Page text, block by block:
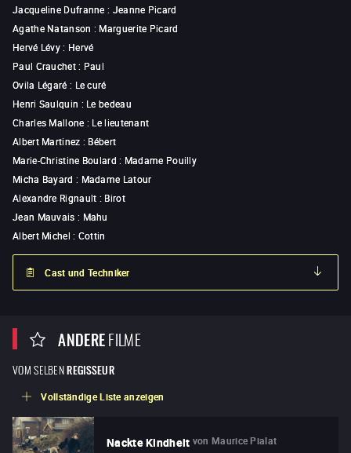
Jacqueline Dufranne : Jeanne Picard
Agathe Natanson : Marguerite Picard
Hervé Lévy: Hervé
Paul Crauchet: Paul
Ovila Légaré : Le curé
Henri Saulquin : Le bedeau
Charles Mallone : Le lieutenant
Albert Martinez : Bébert
Marie-Christine Boulard : Madame Pouilly
Micha Bayard : Madame Latour
Alexandre Rignault : Birot
Jean Mauvais : Mahu
Albert Michel : Cottin
Cast und Techniker
ANDEREFILME
VOM SELBENREGISSEUR
Vollständige Liste anzeigen
Nackte Kindheit von Maurice Pialat